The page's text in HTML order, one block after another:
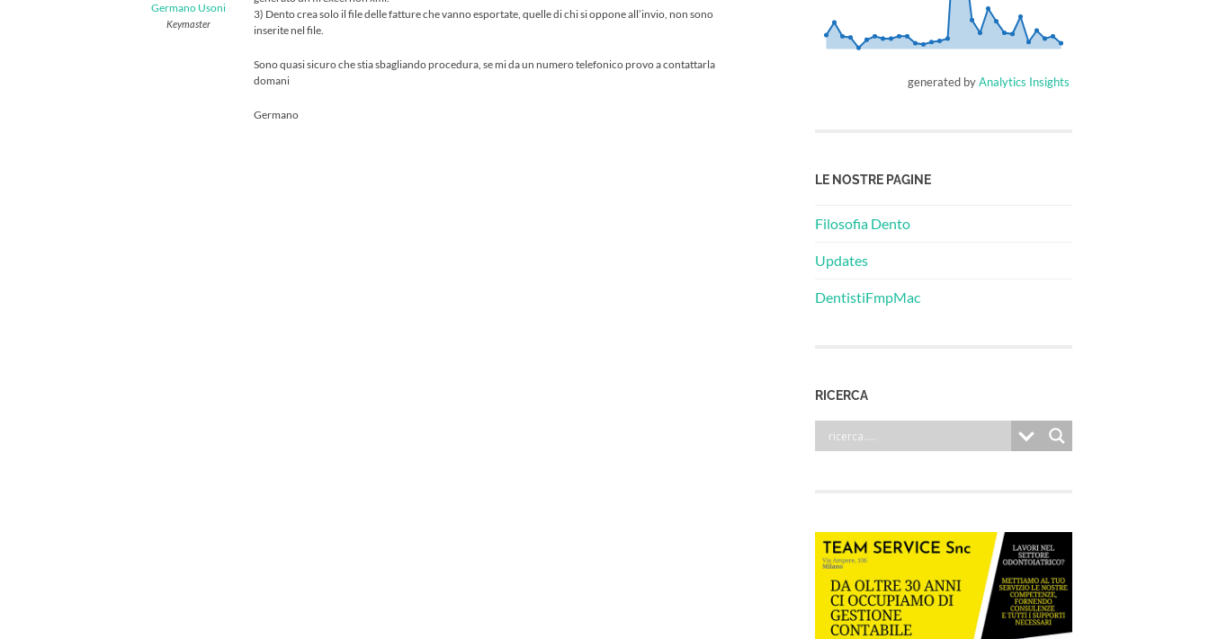
Germano Usoni
Keymaster
3) Dento crea solo il file delle fatture che vanno esportate, quelle di chi si oppone all’invio, non sono
inserite nel file.
Sono quasi sicuro che stia sbagliando procedura, se mi da un numero telefonico provo a contattarla
domani
Germano
generated byAnalytics Insights
LE NOSTRE PAGINE
Filosofia Dento
Updates
DentistiFmpMac
RICERCA